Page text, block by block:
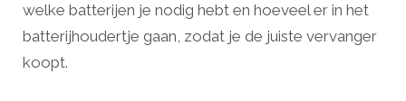
welke batterijen je nodig hebt en hoeveel er in het
batterijhoudertje gaan, zodat je de juiste vervanger
koopt.